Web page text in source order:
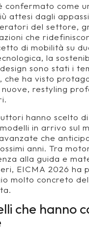
confermato come
attesi dagli
del settore,
che
di mobilità su
la
sono stati i
che ha visto
restyling
hanno scelto
in arrivo sul
che
anni. Tra
alla guida e
EICMA 2026 ha
molto concreto
che hanno